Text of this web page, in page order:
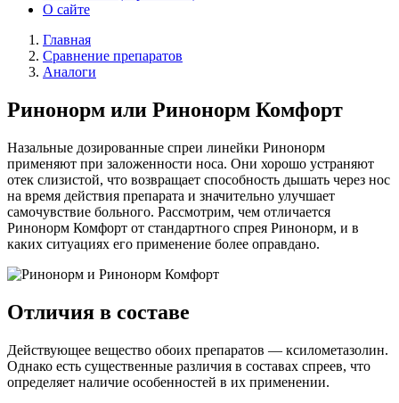
О сайте
Главная
Сравнение препаратов
Аналоги
Ринонорм или Ринонорм Комфорт
Назальные дозированные спреи линейки Ринонорм
применяют при заложенности носа. Они хорошо устраняют
отек слизистой, что возвращает способность дышать через нос
на время действия препарата и значительно улучшает
самочувствие больного. Рассмотрим, чем отличается
Ринонорм Комфорт от стандартного спрея Ринонорм, и в
каких ситуациях его применение более оправдано.
Отличия в составе
Действующее вещество обоих препаратов — ксилометазолин.
Однако есть существенные различия в составах спреев, что
определяет наличие особенностей в их применении.